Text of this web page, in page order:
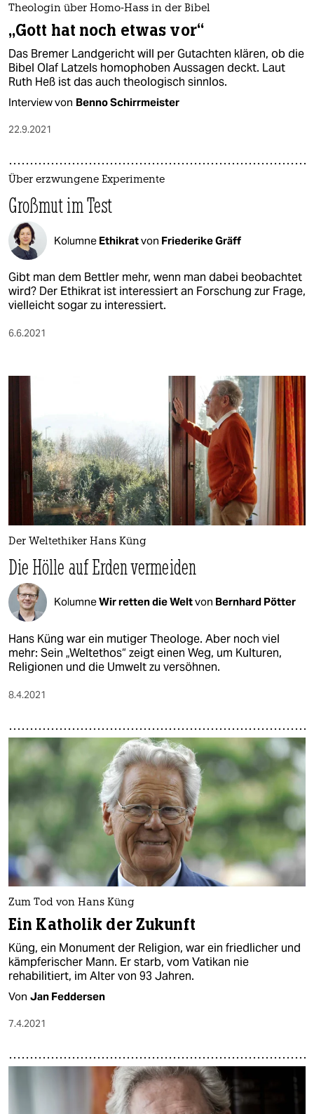
Theologin über Homo-Hass in der Bibel
„Gott hat noch etwas vor“
Das Bremer Landgericht will per Gutachten klären, ob die
Bibel Olaf Latzels homophoben Aussagen deckt. Laut
Ruth Heß ist das auch theologisch sinnlos.
Interview von Benno Schirrmeister
22.9.2021
Über erzwungene Experimente
Großmut im Test
Kolumne Ethikratvon Friederike Gräff
Gibt man dem Bettler mehr, wenn man dabei beobachtet
wird? Der Ethikrat ist interessiert an Forschung zur Frage,
vielleicht sogar zu interessiert.
6.6.2021
Der Weltethiker Hans Küng
Die Hölle auf Erden vermeiden
KolumneWir retten die Weltvon Bernhard Pötter
Hans Küng war ein mutiger Theologe. Aber noch viel
mehr: Sein „Weltethos“ zeigt einen Weg, um Kulturen,
Religionen und die Umwelt zu versöhnen.
8.4.2021
Zum Tod von Hans Küng
Ein Katholik der Zukunft
Küng, ein Monument der Religion, war ein friedlicher und
kämpferischer Mann. Er starb, vom Vatikan nie
rehabilitiert, im Alter von 93 Jahren.
Von Jan Feddersen
7.4.2021